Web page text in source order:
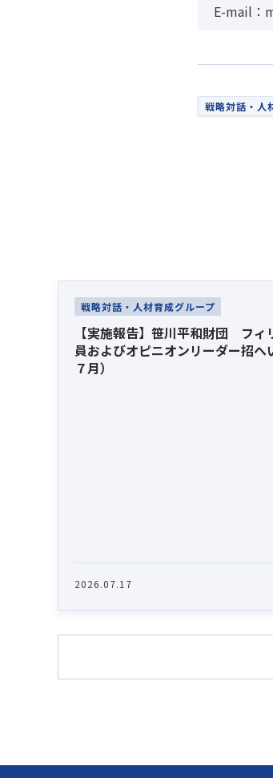
E-mail：
戦略対話・人
Latest News
戦略対話・人材育成グループ
【実施報告】笹川平和財団 フィ
員およびオピニオンリーダー招へ
７月）
2026.07.17